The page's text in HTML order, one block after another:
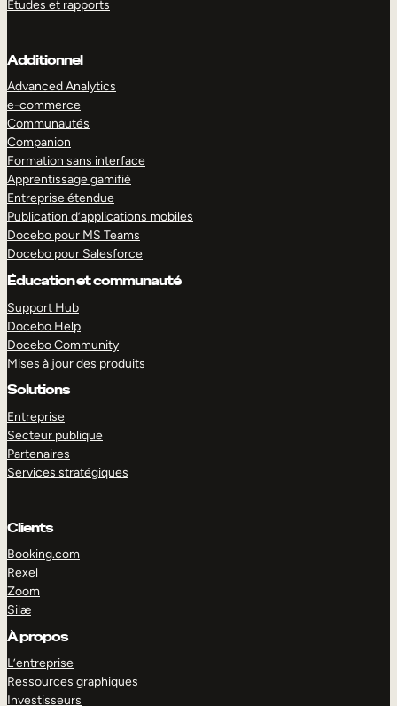
Études et rapports
Additionnel
Advanced Analytics
e-commerce
Communautés
Companion
Formation sans interface
Apprentissage gamifié
Entreprise étendue
Publication d’applications mobiles
Docebo pour MS Teams
Docebo pour Salesforce
Éducation et communauté
Support Hub
Docebo Help
Docebo Community
Mises à jour des produits
Solutions
Entreprise
Secteur publique
Partenaires
Services stratégiques
Clients
Booking.com
Rexel
Zoom
Silæ
À propos
L’entreprise
Ressources graphiques
Investisseurs